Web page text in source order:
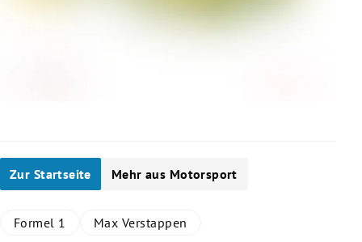
Zur Startseite Mehr aus Motorsport
Formel 1 Max Verstappen